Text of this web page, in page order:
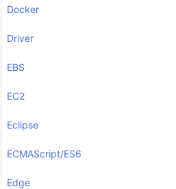
Docker
Driver
EBS
EC2
Eclipse
ECMAScript/ES6
Edge